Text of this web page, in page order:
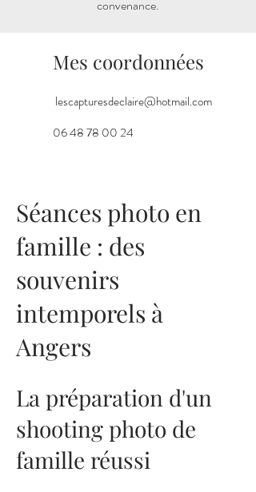
convenance.
Mes coordonnées
lescapturesdeclaire@hotmail.com
06 48 78 00 24
Séances photo en
famille : des
souvenirs
intemporels à
Angers
La préparation d'un
shooting photo de
famille réussi